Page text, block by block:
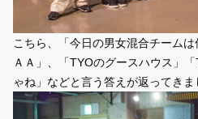
こちら、「今日の男女混合チーム
ＡＡ」、「TYOのグースハウス」
ゃね」などと言う答えが返ってきま